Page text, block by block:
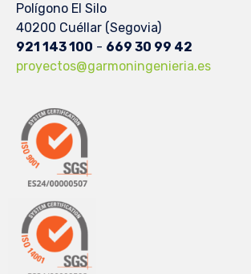
Polígono El Silo
40200 Cuéllar (Segovia)
921 143 100 - 669 30 99 42
proyectos@garmoningenieria.es